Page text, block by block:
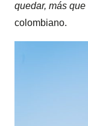
quedar, más
colombiano.